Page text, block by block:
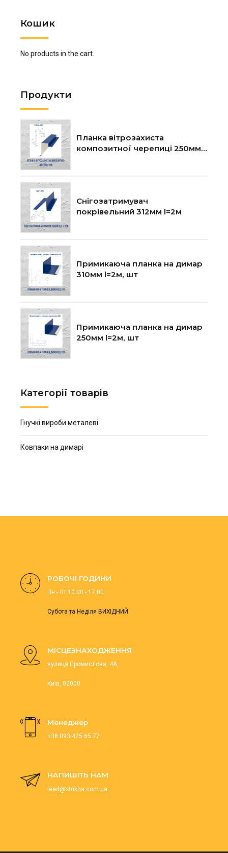
Кошик
No products in the cart.
Продукти
Планка вітрозахиста
композитної черепиці 250мм
Снігозатримувач
покрівельний 312мм l=2м
Примикаюча планка на димар
310мм l=2м, шт
Примикаюча планка на димар
250мм l=2м, шт
Категорії товарів
Гнучкі вироби металеві
Ковпаки на димарі
РОБОЧІ ГОДИНИ
Пн - Пт 10.00 - 17.00
Субота та Неділя ВИХІДНИЙ
МІСЦЕЗНАХОДЖЕННЯ
вулиця Промислова, 4А,
Київ, 02000
Менеджер
+38 093 425 65 77
НАПИШІТЬ НАМ
lead@strikha.com.ua